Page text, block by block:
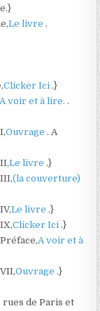
Le livre.
Clicker Ici.}
A voir et à lire..
Ouvrage. A
Le livre.}
(la couverture)
Le livre.}
Clicker Ici.}
A voir et à
Ouvrage.}
de Paris et